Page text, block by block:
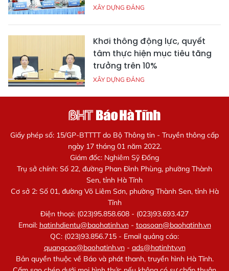
XÂY DỰNG ĐẢNG
Khơi thông động lực, quyết
tâm thực hiện mục tiêu tăng
trưởng trên 10%
XÂY DỰNG ĐẢNG
Giấy phép số: 15/GP-BTTTT do Bộ Thông tin - Truyền thông cấp
ngày 17 tháng 01 năm 2022.
Giám đốc: Nghiêm Sỹ Đống
Trụ sở chính: Số 22, đường Phan Đình Phùng, phường Thành
Sen, tỉnh Hà Tĩnh
Cơ sở 2: Số 01, đường Võ Liêm Sơn, phường Thành Sen, tỉnh Hà
Tĩnh
Điện thoại: (023)95.858.608 - (023)93.693.427
Email: hatinhdientu@baohatinh.vn- toasoan@baohatinh.vn
QC: (023)93.856.715 - Email quảng cáo:
quangcao@baohatinh.vn- ads@hatinhtv.vn
Bản quyền thuộc về Báo và phát thanh, truyền hình Hà Tĩnh.